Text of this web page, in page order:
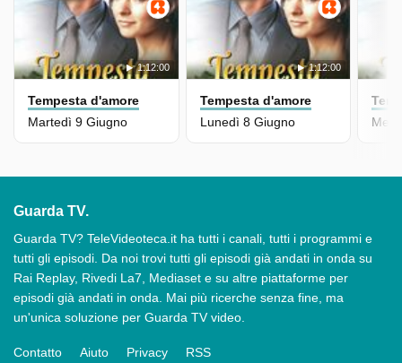
1:12:00
Tempesta d'amore
Martedì 9 Giugno
1:12:00
Tempesta d'amore
Lunedì 8 Giugno
Guarda TV.
Guarda TV? TeleVideoteca.it ha tutti i canali, tutti i programmi e
tutti gli episodi. Da noi trovi tutti gli episodi già andati in onda su
Rai Replay, Rivedi La7, Mediaset e su altre piattaforme per
episodi già andati in onda. Mai più ricerche senza fine, ma
un'unica soluzione per Guarda TV video.
Contatto Aiuto Privacy RSS